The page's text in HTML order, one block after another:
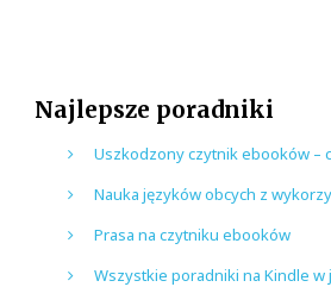
Najlepsze poradniki
Uszkodzony czytnik ebooków –
Nauka języków obcych z
Prasa na czytniku ebooków
Wszystkie poradniki na Kindle w